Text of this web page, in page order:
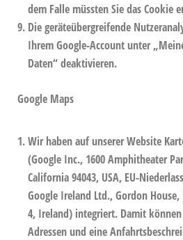
dem Falle müssten Sie das Cookie
Die geräteübergreifende
Ihrem Google-Account unter
Daten“ deaktivieren.
Google Maps
Wir haben auf unserer Website
(Google Inc., 1600 Amphitheater
California 94043, USA, EU-
Google Ireland Ltd., Gordon
4, Ireland) integriert. Damit
Adressen und eine